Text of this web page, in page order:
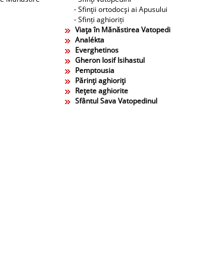
- Sfinţii ortodocşi ai Apusului
- Sfinți aghioriți
Viaţa în Mănăstirea Vatopedi
Analékta
Everghetinos
Gheron Iosif Isihastul
Pemptousia
Părinţi aghioriţi
Reţete aghiorite
Sfântul Sava Vatopedinul